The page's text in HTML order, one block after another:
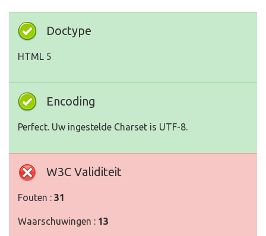
Doctype
HTML 5
Encoding
Perfect. Uw ingestelde Charset is UTF-8.
W3C Validiteit
Fouten : 31
Waarschuwingen : 13